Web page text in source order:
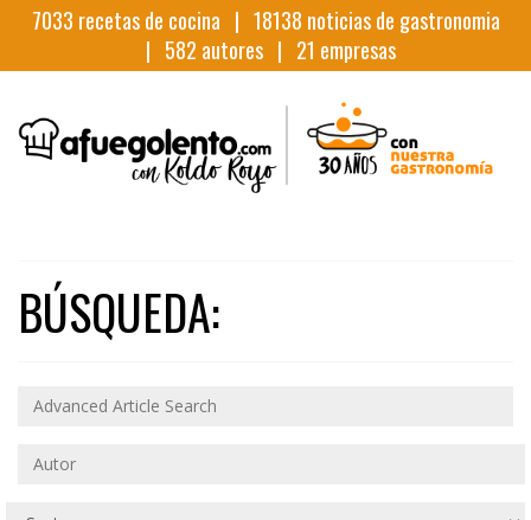
7033 recetas de cocina | 18138 noticias de gastronomia
| 582 autores | 21 empresas
BÚSQUEDA: